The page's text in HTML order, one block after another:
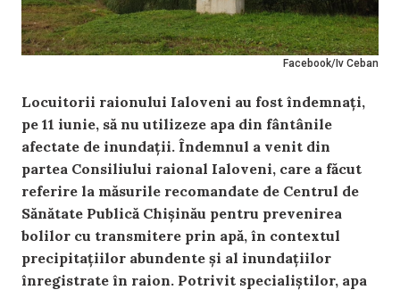
Facebook/Iv Ceban
Locuitorii raionului Ialoveni au fost îndemnați,
pe 11 iunie, să nu utilizeze apa din fântânile
afectate de inundații. Îndemnul a venit din
partea Consiliului raional Ialoveni, care a făcut
referire la măsurile recomandate de Centrul de
Sănătate Publică Chișinău pentru prevenirea
bolilor cu transmitere prin apă, în contextul
precipitațiilor abundente și al inundațiilor
înregistrate în raion. Potrivit specialiștilor, apa